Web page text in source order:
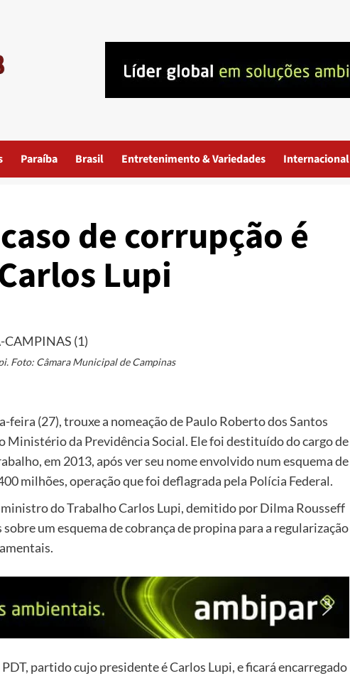
Paraíba Brasil Entretenimento & Variedades Internacional
de corrupção é
Lupi
Foto: Câmara Municipal de Campinas
(27), trouxe a nomeação de Paulo Roberto dos Santos
Ministério da Previdência Social. Ele foi destituído do cargo de
em 2013, após ver seu nome envolvido num esquema de
milhões, operação que foi deflagrada pela Polícia Federal.
do Trabalho Carlos Lupi, demitido por Dilma Rousseff
um esquema de cobrança de propina para a regularização
partido cujo presidente é Carlos Lupi, e ficará encarregado